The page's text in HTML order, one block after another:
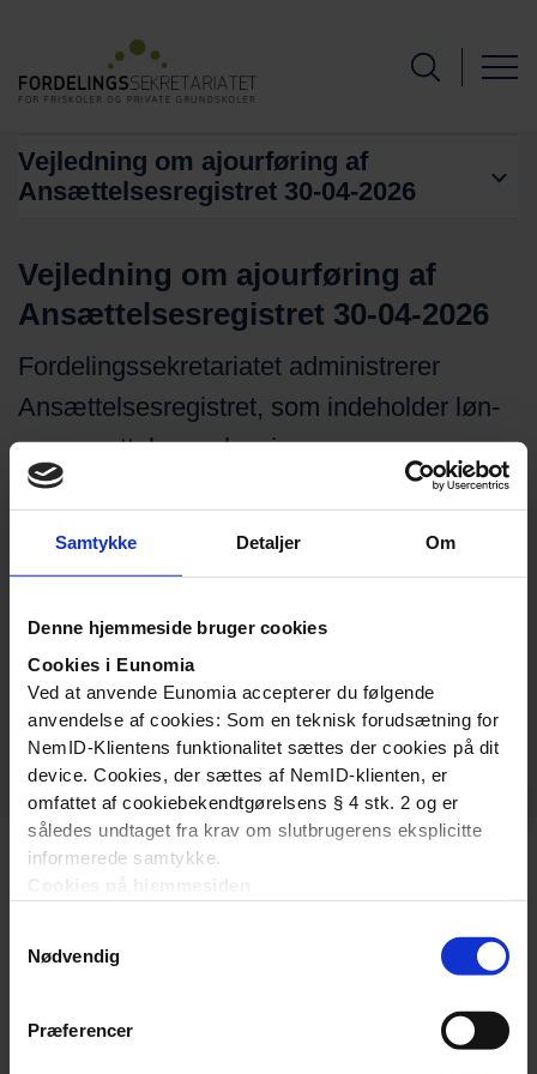
Samtykke Detaljer Om
Denne hjemmeside bruger cookies
Cookies i Eunomia
Ved at anvende Eunomia accepterer du følgende
anvendelse af cookies: Som en teknisk forudsætning for
NemID-Klientens funktionalitet sættes der cookies på dit
device. Cookies, der sættes af NemID-klienten, er
omfattet af cookiebekendtgørelsens § 4 stk. 2 og er
således undtaget fra krav om slutbrugerens eksplicitte
informerede samtykke.
cookies til at tilpasse vores indhold og annoncer, til at
vise dig funktioner til sociale medier og til at analysere
vores hjemmeside med vores partnere inden for sociale
medier, annonceringspartnere og analysepartnere. Vores
Nødvendig
Præferencer
Vejledning om ajourføring af
Ansættelsesregistret 30-04-2026
Vejledning om ajourføring af
Ansættelsesregistret 30-04-2026
Fordelingssekretariatet administrerer
Ansættelsesregistret, som indeholder løn-
og ansættelsesoplysninger
for skolernes personale. Her er det muligt
at orientere sig i vejledningen om
ajourføring af Ansættelsesregisteret,
Vejledning om ajourføring af
Ansættelsesregistret 30-04-2026
Fordelingssekretariatet har til formål at fordele tilskud til